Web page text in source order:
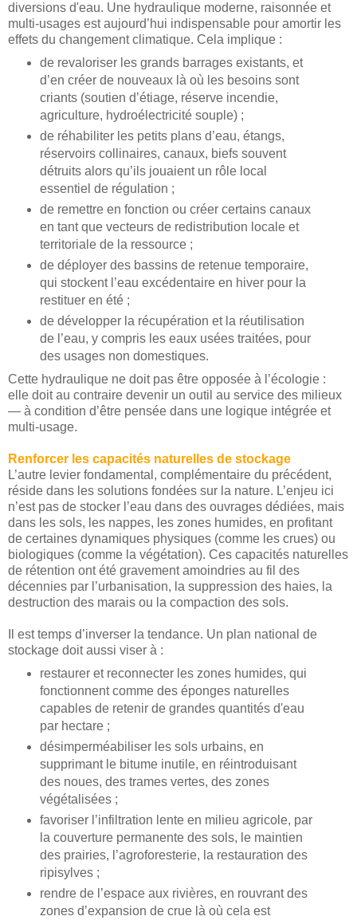
diversions d'eau. Une hydraulique moderne, raisonnée et
multi-usages est aujourd’hui indispensable pour amortir les
effets du changement climatique. Cela implique :
de revaloriser les grands barrages existants, et
d’en créer de nouveaux là où les besoins sont
criants (soutien d’étiage, réserve incendie,
agriculture, hydroélectricité souple) ;
de réhabiliter les petits plans d’eau, étangs,
réservoirs collinaires, canaux, biefs souvent
détruits alors qu’ils jouaient un rôle local
essentiel de régulation ;
de remettre en fonction ou créer certains canaux
en tant que vecteurs de redistribution locale et
territoriale de la ressource ;
de déployer des bassins de retenue temporaire,
qui stockent l’eau excédentaire en hiver pour la
restituer en été ;
de développer la récupération et la réutilisation
de l’eau, y compris les eaux usées traitées, pour
des usages non domestiques.
Cette hydraulique ne doit pas être opposée à l’écologie :
elle doit au contraire devenir un outil au service des milieux
— à condition d’être pensée dans une logique intégrée et
multi-usage.
Renforcer les capacités naturelles de stockage
L’autre levier fondamental, complémentaire du précédent,
réside dans les solutions fondées sur la nature. L’enjeu ici
n’est pas de stocker l’eau dans des ouvrages dédiées, mais
dans les sols, les nappes, les zones humides, en profitant
de certaines dynamiques physiques (comme les crues) ou
biologiques (comme la végétation). Ces capacités naturelles
de rétention ont été gravement amoindries au fil des
décennies par l’urbanisation, la suppression des haies, la
destruction des marais ou la compaction des sols.
Il est temps d’inverser la tendance. Un plan national de
stockage doit aussi viser à :
restaurer et reconnecter les zones humides, qui
fonctionnent comme des éponges naturelles
capables de retenir de grandes quantités d'eau
par hectare ;
désimperméabiliser les sols urbains, en
supprimant le bitume inutile, en réintroduisant
des noues, des trames vertes, des zones
végétalisées ;
favoriser l’infiltration lente en milieu agricole, par
la couverture permanente des sols, le maintien
des prairies, l’agroforesterie, la restauration des
ripisylves ;
rendre de l’espace aux rivières, en rouvrant des
zones d’expansion de crue là où cela est